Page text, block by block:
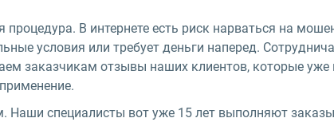
В интернете есть риск нарваться на
условия или требует деньги наперед.
заказчикам отзывы наших клиентов, которые уже
специалисты вот уже 15 лет выполняют